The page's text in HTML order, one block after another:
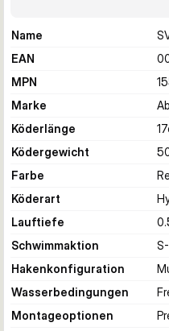
Name
EAN
MPN
Marke
Köderlänge
17
Ködergewicht
Farbe
Köderart
Lauftiefe
Schwimmaktion
Hakenkonfiguration
Wasserbedingungen
Montageoptionen